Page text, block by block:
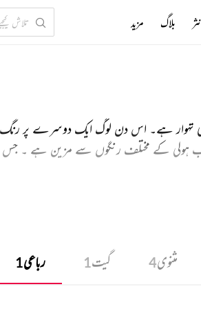
تہوار ہے۔ اس دن لوگ ایک دوسرے پر رنگ
ہولی کے مختلف رنگوں سے مزین ہے ۔ جس
مثنوی4 گیت1 رباعی1
نثر بلاگ مزید